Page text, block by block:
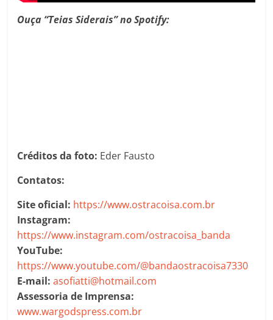
Ouça “Teias Siderais” no Spotify:
Créditos da foto: Eder Fausto
Contatos:
Site oficial: https://www.ostracoisa.com.br
Instagram:
https://www.instagram.com/ostracoisa_banda
YouTube:
https://www.youtube.com/@bandaostracoisa7330
E-mail:asofiatti@hotmail.com
Assessoria de Imprensa:
www.wargodspress.com.br